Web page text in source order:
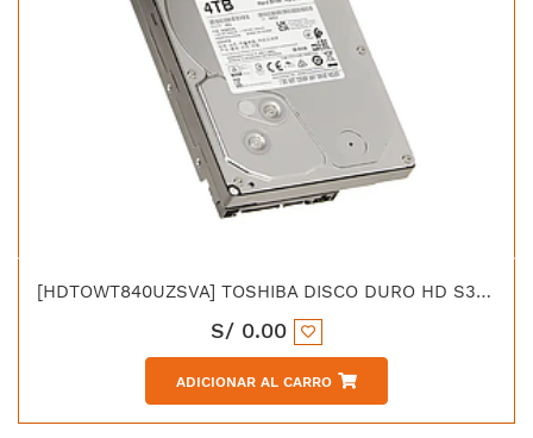
[HDTOWT840UZSVA] TOSHIBA DISCO DURO HD S300 4TB SURVILLANCE
S/ 0.00
ADICIONAR AL CARRO